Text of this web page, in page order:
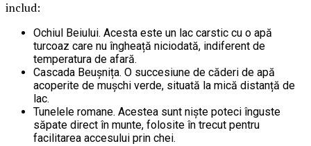
includ:
Ochiul Beiului. Acesta este un lac carstic cu o apă
turcoaz care nu îngheață niciodată, indiferent de
temperatura de afară.
Cascada Beușnița. O succesiune de căderi de apă
acoperite de mușchi verde, situată la mică distanță de
lac.
Tunelele romane. Acestea sunt niște poteci înguste
săpate direct în munte, folosite în trecut pentru
facilitarea accesului prin chei.